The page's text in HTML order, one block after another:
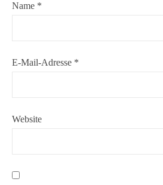
Name *
E-Mail-Adresse *
Website